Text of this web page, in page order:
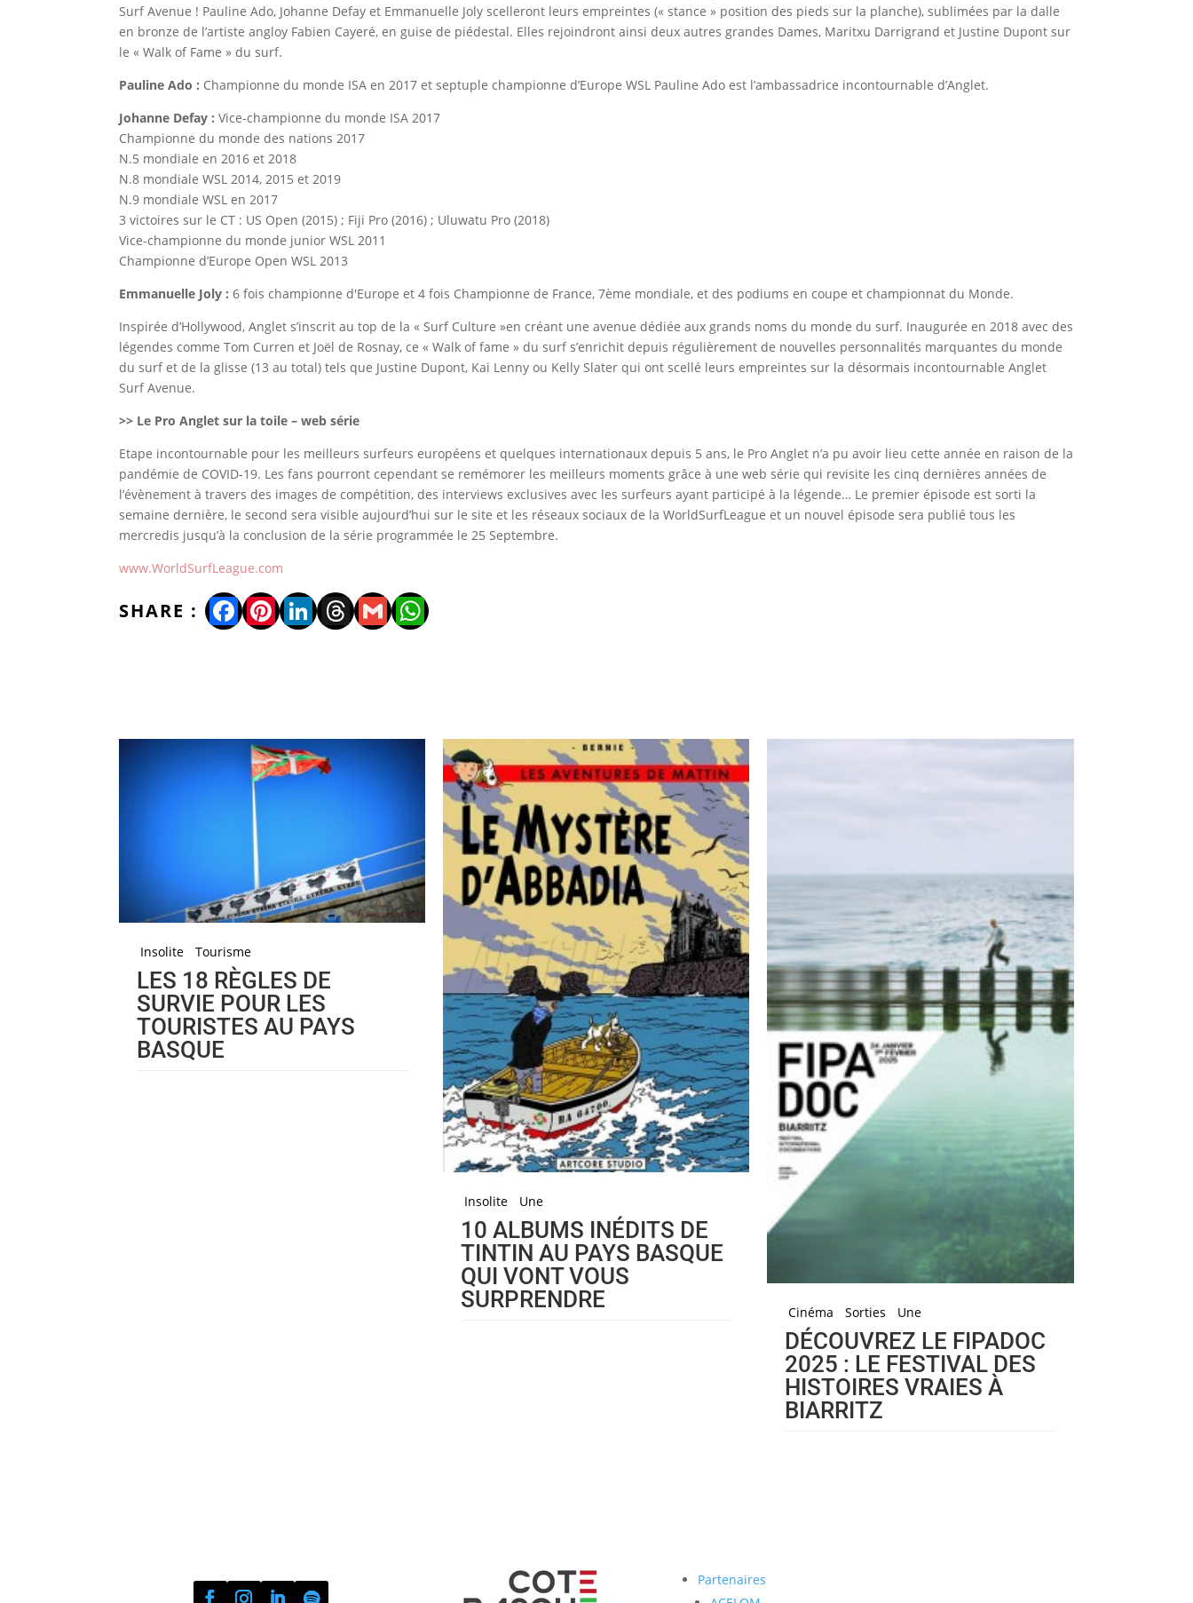
Surf Avenue ! Pauline Ado, Johanne Defay et Emmanuelle Joly scelleront leurs empreintes (« stance » position des pieds sur la planche), sublimées par la dalle
en bronze de l’artiste angloy Fabien Cayeré, en guise de piédestal. Elles rejoindront ainsi deux autres grandes Dames, Maritxu Darrigrand et Justine Dupont sur
le « Walk of Fame » du surf.
Pauline Ado : Championne du monde ISA en 2017 et septuple championne d’Europe WSL Pauline Ado est l’ambassadrice incontournable d’Anglet.
Johanne Defay :Vice-championne du monde ISA 2017
Championne du monde des nations 2017
N.5 mondiale en 2016 et 2018
N.8 mondiale WSL 2014, 2015 et 2019
N.9 mondiale WSL en 2017
3 victoires sur le CT : US Open (2015) ; Fiji Pro (2016) ; Uluwatu Pro (2018)
Vice-championne du monde junior WSL 2011
Championne d’Europe Open WSL 2013
Emmanuelle Joly :6 fois championne d'Europe et 4 fois Championne de France, 7ème mondiale, et des podiums en coupe et championnat du Monde.
Inspirée d’Hollywood, Anglet s’inscrit au top de la « Surf Culture »en créant une avenue dédiée aux grands noms du monde du surf. Inaugurée en 2018 avec des
légendes comme Tom Curren et Joël de Rosnay, ce « Walk of fame » du surf s’enrichit depuis régulièrement de nouvelles personnalités marquantes du monde
du surf et de la glisse (13 au total) tels que Justine Dupont, Kai Lenny ou Kelly Slater qui ont scellé leurs empreintes sur la désormais incontournable Anglet
Surf Avenue.
>> Le Pro Anglet sur la toile – web série
Etape incontournable pour les meilleurs surfeurs européens et quelques internationaux depuis 5 ans, le Pro Anglet n’a pu avoir lieu cette année en raison de la
pandémie de COVID-19. Les fans pourront cependant se remémorer les meilleurs moments grâce à une web série qui revisite les cinq dernières années de
l’évènement à travers des images de compétition, des interviews exclusives avec les surfeurs ayant participé à la légende… Le premier épisode est sorti la
semaine dernière, le second sera visible aujourd’hui sur le site et les réseaux sociaux de la WorldSurfLeague et un nouvel épisode sera publié tous les
mercredis jusqu’à la conclusion de la série programmée le 25 Septembre.
www.WorldSurfLeague.com
Facebook
Pinterest
LinkedIn
Threads
GmailWhatsApp
Insolite Tourisme
LES 18 RÈGLES DE
SURVIE POUR LES
TOURISTES AU PAYS
BASQUE
Insolite Une
10 ALBUMS INÉDITS DE
TINTIN AU PAYS BASQUE
QUI VONT VOUS
SURPRENDRE
Cinéma Sorties Une
DÉCOUVREZ LE FIPADOC
2025 : LE FESTIVAL DES
HISTOIRES VRAIES À
BIARRITZ
Partenaires